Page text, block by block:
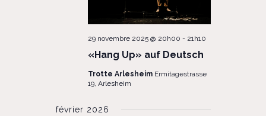
«Hang Up» auf Deutsch
29 novembre 2025 @ 20h00 - 21h10
Trotte Arlesheim Ermitagestrasse
19, Arlesheim
février 2026